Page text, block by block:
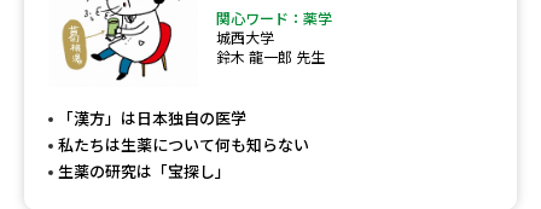
関心ワード：薬学
城西大学
鈴木 龍一郎 先生
「漢方」は日本独自の医学
私たちは生薬について何も知らない
生薬の研究は「宝探し」